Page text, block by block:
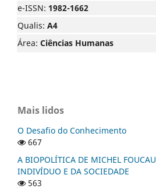
e-ISSN: 1982-1662
Qualis: A4
Área: Ciências Humanas
Mais lidos
O Desafio do Conhecimento
667
A BIOPOLÍTICA DE MICHEL
INDIVÍDUO E DA SOCIEDADE
563